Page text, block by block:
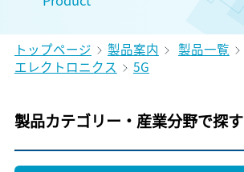
トップページ 製品案内
製品一覧
エレクトロニクス
5G
製品カテゴリー・産業分野で探す